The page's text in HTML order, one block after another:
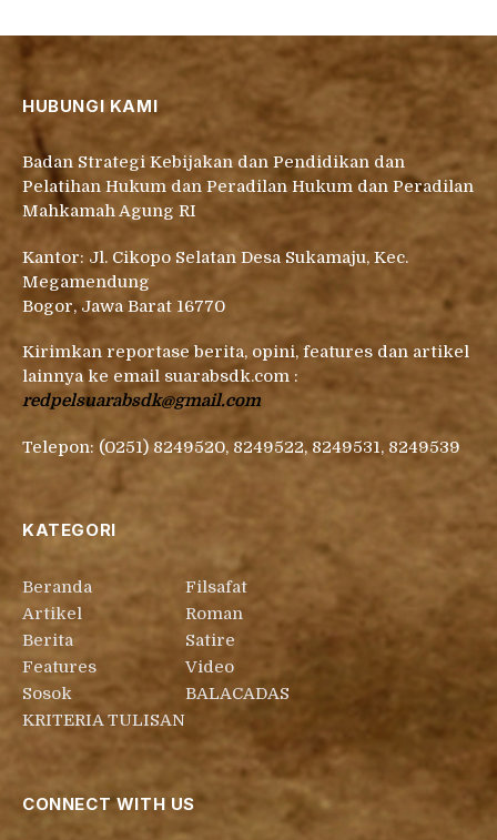
HUBUNGI KAMI
Badan Strategi Kebijakan dan Pendidikan dan
Pelatihan Hukum dan Peradilan Hukum dan Peradilan
Mahkamah Agung RI
Kantor: Jl. Cikopo Selatan Desa Sukamaju, Kec.
Megamendung
Bogor, Jawa Barat 16770
Kirimkan reportase berita, opini, features dan artikel
lainnya ke email suarabsdk.com :
redpelsuarabsdk@gmail.com
Telepon: (0251) 8249520, 8249522, 8249531, 8249539
KATEGORI
Beranda
Artikel
Berita
Features
Sosok
KRITERIA TULISAN
Filsafat
Roman
Satire
Video
BALACADAS
CONNECT WITH US